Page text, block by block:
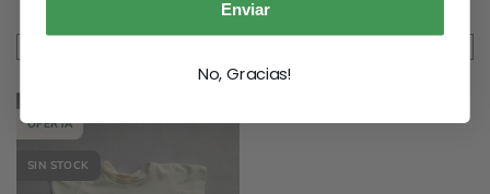
OFERTA
SIN STOCK
Enviar
No, Gracias!